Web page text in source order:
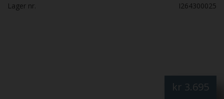
Lager nr. I264300025
kr 3.695